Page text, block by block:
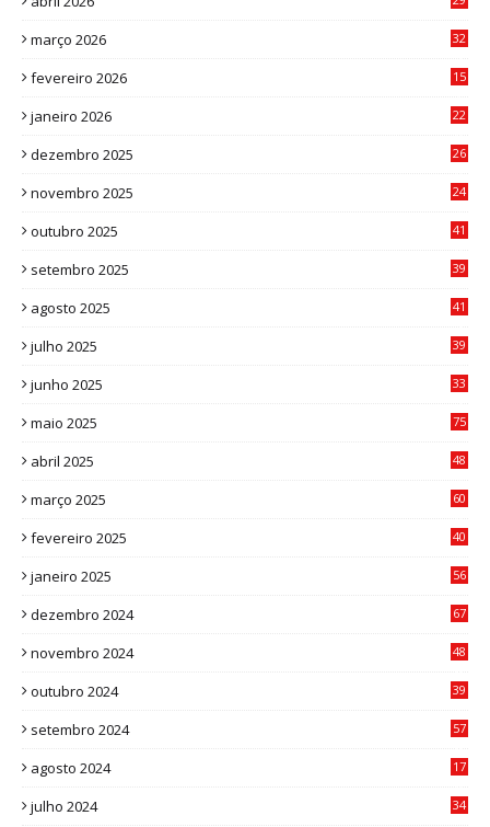
março 2026
32
fevereiro 2026
15
janeiro 2026
22
dezembro 2025
26
novembro 2025
24
outubro 2025
41
setembro 2025
39
agosto 2025
41
julho 2025
39
junho 2025
33
maio 2025 75
abril 2025
48
março 2025
60
fevereiro 2025
40
janeiro 2025
56
dezembro 2024
67
novembro 2024
48
outubro 2024
39
setembro 2024
57
agosto 2024
17
julho 2024
34